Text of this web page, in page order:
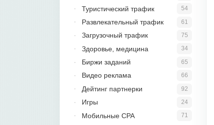
54
Туристический трафик
61
Развлекательный трафик
75
Загрузочный трафик
34
Здоровье, медицина
65
Биржи заданий
66
Видео реклама
92
Дейтинг партнерки
24
Игры
71
Мобильные CPA